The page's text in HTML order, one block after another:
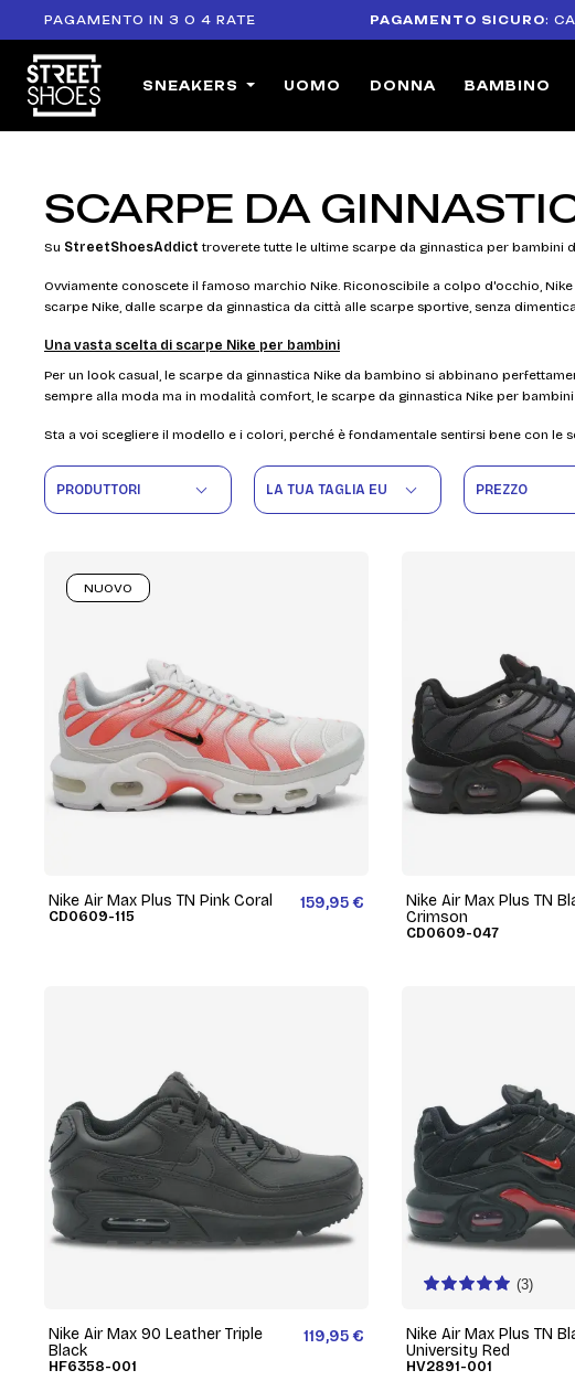
IN 3 O 4 RATE PAGAMENTO SICURO: CARTE DI
SNEAKERS UOMO DONNA BAMBINO
SCARPE DA
Su StreetShoesAddict troverete tutte le ultime scarpe da ginnastica per bambini
Ovviamente conoscete il famoso marchio Nike. Riconoscibile a colpo d'occhio,
scarpe Nike, dalle scarpe da ginnastica da città alle scarpe sportive, senza
Una vasta scelta di scarpe Nike per bambini
Per un look casual, le scarpe da ginnastica Nike da bambino si abbinano
sempre alla moda ma in modalità comfort, le scarpe da ginnastica Nike per
Sta a voi scegliere il modello e i colori, perché è fondamentale sentirsi bene con le
PRODUTTORI LA TUA TAGLIA EU PREZZO
Nike Air Max Plus TN Pink Coral
CD0609-115
159,95 €
NUOVO
Nike Air Max Plus TN
Crimson
CD0609-047
Nike Air Max 90 Leather Triple
Black
HF6358-001
119,95 €
(3)
Nike Air Max Plus TN
University Red
HV2891-001